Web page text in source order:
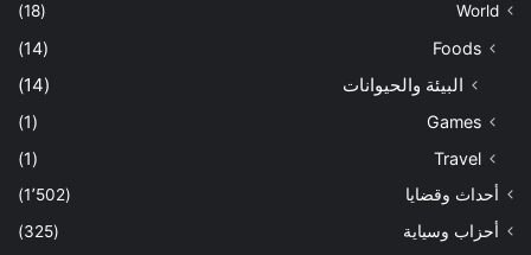
World
(18)
Foods
(14)
البيئة والحيوانات (14)
Games
(1)
Travel
(1)
أحداث وقضايا
(1٬502)
أحزاب وسياية
(325)